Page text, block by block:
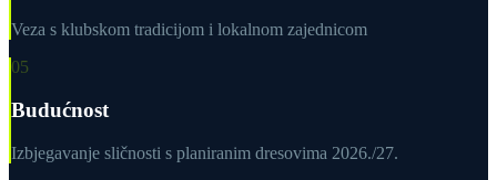
Veza s klubskom tradicijom i lokalnom zajednicom
05
Budućnost
Izbjegavanje sličnosti s planiranim dresovima 2026./27.